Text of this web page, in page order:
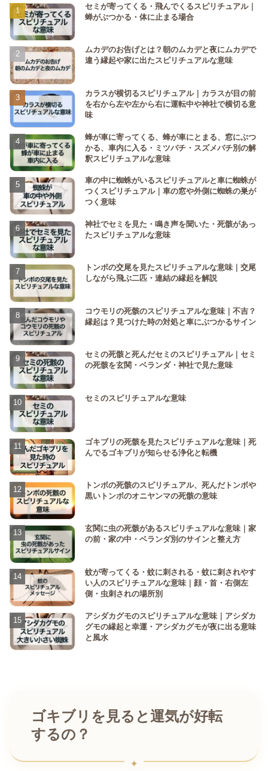
セミが寄ってくる・飛んでくるスピリチュアル｜
蝉がぶつかる・体に止まる場合
ムカデのお告げとは？朝のムカデと夜にムカデで
違う縁起や家に出たスピリチュアルな意味
カラスが横切るスピリチュアル｜カラスが目の前
を右から左や左から右に運転中や神社で横切る意
味
蜂が車に寄ってくる、蜂が車にとまる、窓にぶつ
かる、車内に入る・ミツバチ・スズメバチ別の解
釈スピリチュアルな意味
車の中に蜘蛛がいるスピリチュアルと車に蜘蛛が
つくスピリチュアル｜車の窓や外側に蜘蛛の巣が
つく意味
神社でセミを見た・鳴き声を聞いた・死骸があっ
たスピリチュアルな意味
トンボの交尾を見たスピリチュアルな意味｜交尾
しながら飛ぶ二匹・連結の縁起を解説
コウモリの死骸のスピリチュアルな意味｜不吉？
縁起は？見つけた時の対処と車にぶつかるサイン
セミの死骸と死んだセミのスピリチュアル｜セミ
の死骸を玄関・ベランダ・神社で見た意味
セミのスピリチュアルな意味
ゴキブリの死骸を見たスピリチュアルな意味｜死
んでるゴキブリが知らせる浄化と転機
トンボの死骸のスピリチュアル、死んだトンボや
黒いトンボのオニヤンマの死骸の意味
玄関に虫の死骸があるスピリチュアルな意味｜家
の前・家の中・ベランダ別のサインと整え方
蚊が寄ってくる・蚊に刺される・蚊に刺されやす
い人のスピリチュアルな意味｜顔・首・右側左
側・虫刺されの場所別
アシダカグモのスピリチュアルな意味｜アシダカ
グモの縁起と幸運・アシダカグモが夜に出る意味
と風水
ゴキブリを見ると運気が好転
するの？